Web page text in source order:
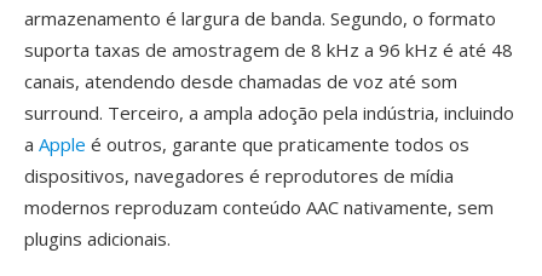
armazenamento é largura de banda. Segundo, o formato
suporta taxas de amostragem de 8 kHz a 96 kHz é até 48
canais, atendendo desde chamadas de voz até som
surround. Terceiro, a ampla adoção pela indústria, incluindo
a Apple é outros, garante que praticamente todos os
dispositivos, navegadores é reprodutores de mídia
modernos reproduzam conteúdo AAC nativamente, sem
plugins adicionais.